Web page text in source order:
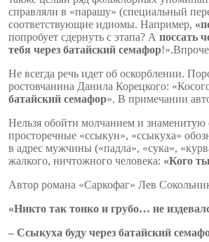
справляли в «парашу» (специальный
соответствующие идиомы. Например,
попробует сдернуть с этапа? А поссать
тебя через батайский семафор
Не всегда речь идет об оскорблении.
ростовчанина Данила Корецкого:
батайский семафор». В примечании
Нельзя обойти молчанием и
просторечные «ссыкун», «ссыкуха»
в адрес мужчины («падла», «сука»,
жалкого, ничтожного человека: «Кого
Автор романа «Саркофаг» Лев
«Никто так тонко и грубо… не
– Ссыкуха буду через батайский